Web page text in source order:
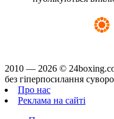
2010 — 2026 ©
без гіперпосилання
Про нас
Реклама на сайті